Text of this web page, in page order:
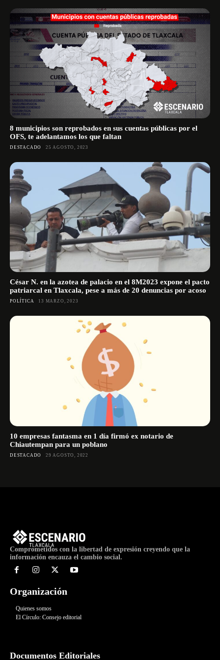
8 municipios son reprobados en sus cuentas públicas por el
OFS, te adelantamos los que faltan
DESTACADO 25 AGOSTO, 2023
César N. en la azotea de palacio en el 8M2023 expone el pacto
patriarcal en Tlaxcala, pese a más de 20 denuncias por acoso
POLÍTICA 13 MARZO, 2023
10 empresas fantasma en 1 día firmó ex notario de
Chiautempan para un poblano
DESTACADO 29 AGOSTO, 2022
Comprometidos con la libertad de expresión creyendo que la
información encauza el cambio social.
Organización
Quienes somos
El Círculo: Consejo editorial
Documentos Editoriales